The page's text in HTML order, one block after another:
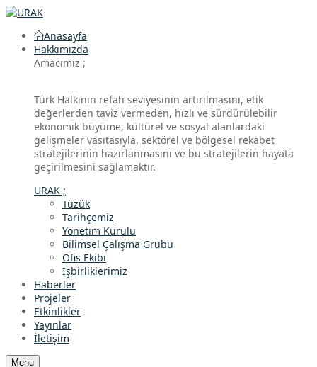
Anasayfa
Hakkımızda
Amacımız ;
Türk Halkının refah seviyesinin artırılmasını, etik
değerlerden taviz vermeden, hızlı ve sürdürülebilir
ekonomik büyüme, kültürel ve sosyal alanlardaki
gelişmeler vasıtasıyla, sektörel ve bölgesel rekabet
stratejilerinin hazırlanmasını ve bu stratejilerin hayata
geçirilmesini sağlamaktır.
URAK ;
Tüzük
Tarihçemiz
Yönetim Kurulu
Bilimsel Çalışma Grubu
Ofis Ekibi
İşbirliklerimiz
Haberler
Projeler
Etkinlikler
Yayınlar
İletişim
Menu